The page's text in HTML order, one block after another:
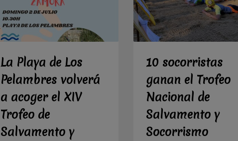
La Playa de Los
Pelambres volverá
a acoger el XIV
Trofeo de
Salvamento y
10 socorristas
ganan el Trofeo
Nacional de
Salvamento y
Socorrismo